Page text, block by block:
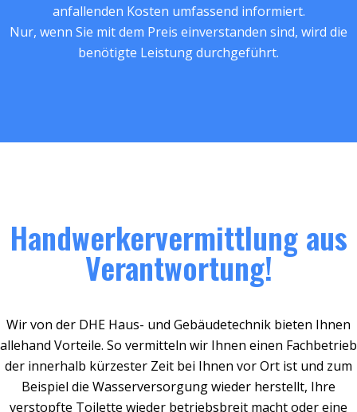
anfallenden Kosten umfassend informiert.
Nur, wenn Sie mit dem Preis einverstanden sind, wird die
benötigte Leistung durchgeführt.
Handwerkervermittlung aus
Verantwortung!
Wir von der DHE Haus- und Gebäudetechnik bieten Ihnen
allehand Vorteile. So vermitteln wir Ihnen einen Fachbetrieb
der innerhalb kürzester Zeit bei Ihnen vor Ort ist und zum
Beispiel die Wasserversorgung wieder herstellt, Ihre
verstopfte Toilette wieder betriebsbreit macht oder eine